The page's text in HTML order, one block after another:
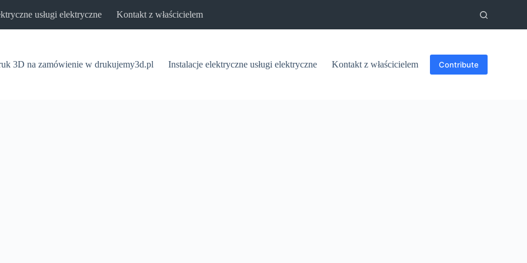
usługi elektryczne Kontakt z właścicielem
3D na zamówienie w drukujemy3d.pl Instalacje elektryczne usługi elektryczne Kontakt z właścicielem Contribute